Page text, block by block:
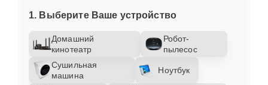
1. Выберите Ваше устройство
Домашний
кинотеатр
Робот-
пылесос
Сушильная
машина
Ноутбук